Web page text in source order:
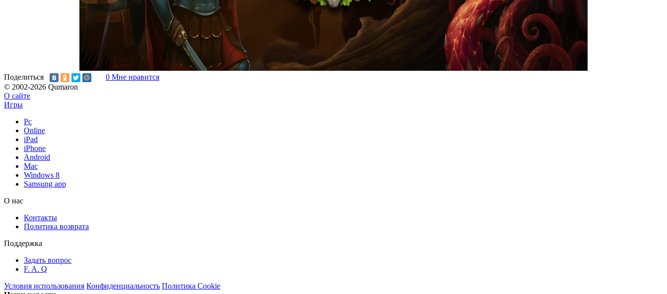
Поделиться 0 Мне нравится
© 2002-2026 Qumaron
О сайте
Игры
Pc
Online
iPad
iPhone
Android
Mac
Windows 8
Samsung app
О нас
Контакты
Политика возврата
Поддержка
Задать вопрос
F. A. Q
Условия использования Конфиденциальность Политика Cookie